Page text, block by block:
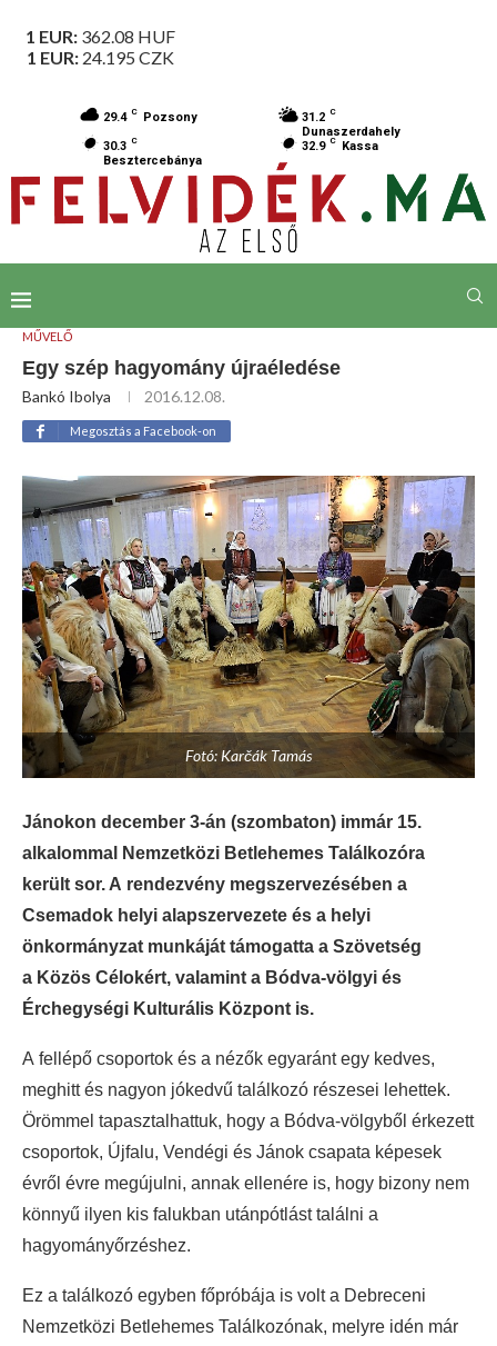
1 EUR: 362.08 HUF
1 EUR: 24.195 CZK
29.4 C Pozsony 31.2 C
Dunaszerdahely
30.3 C
Besztercebánya
32.9 C Kassa
MŰVELŐ
Egy szép hagyomány újraéledése
Bankó Ibolya 2016.12.08.
Megosztás a Facebook-on
Fotó: Karčák Tamás
Jánokon december 3-án (szombaton) immár 15.
alkalommal Nemzetközi Betlehemes Találkozóra
került sor. A rendezvény megszervezésében a
Csemadok helyi alapszervezete és a helyi
önkormányzat munkáját támogatta a Szövetség
a Közös Célokért, valamint a Bódva-völgyi és
Érchegységi Kulturális Központ is.
A fellépő csoportok és a nézők egyaránt egy kedves,
meghitt és nagyon jókedvű találkozó részesei lehettek.
Örömmel tapasztalhattuk, hogy a Bódva-völgyből érkezett
csoportok, Újfalu, Vendégi és Jánok csapata képesek
évről évre megújulni, annak ellenére is, hogy bizony nem
könnyű ilyen kis falukban utánpótlást találni a
hagyományőrzéshez.
Ez a találkozó egyben főpróbája is volt a Debreceni
Nemzetközi Betlehemes Találkozónak, melyre idén már